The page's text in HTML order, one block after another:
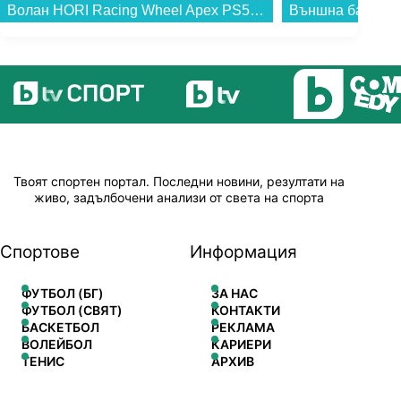
Волан HORI Racing Wheel Apex PS5 & PC...
Твоят спортен портал. Последни новини, резултати на
живо, задълбочени анализи от света на спорта
Спортове
ФУТБОЛ (БГ)
ФУТБОЛ (СВЯТ)
БАСКЕТБОЛ
ВОЛЕЙБОЛ
ТЕНИС
Информация
ЗА НАС
КОНТАКТИ
РЕКЛАМА
КАРИЕРИ
АРХИВ